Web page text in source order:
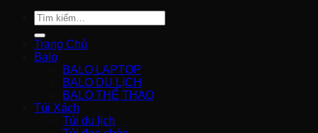
Tìm
kiếm:
Trang Chủ
Balo
BALO LAPTOP
BALO DU LỊCH
BALO THỂ THAO
Túi Xách
Túi du lịch